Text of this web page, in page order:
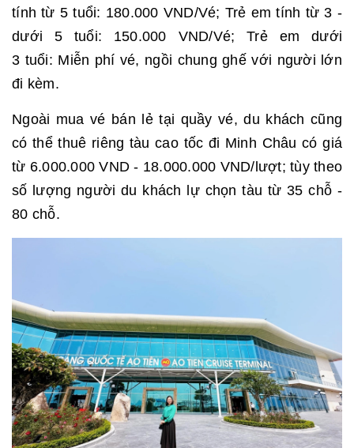
tính từ 5 tuổi: 180.000 VND/Vé; Trẻ em tính từ 3 -
dưới 5 tuổi: 150.000 VND/Vé; Trẻ em dưới
3 tuổi: Miễn phí vé, ngồi chung ghế với người lớn
đi kèm.
Ngoài mua vé bán lẻ tại quầy vé, du khách cũng
có thể thuê riêng tàu cao tốc đi Minh Châu có giá
từ 6.000.000 VND - 18.000.000 VND/lượt; tùy theo
số lượng người du khách lự chọn tàu từ 35 chỗ -
80 chỗ.